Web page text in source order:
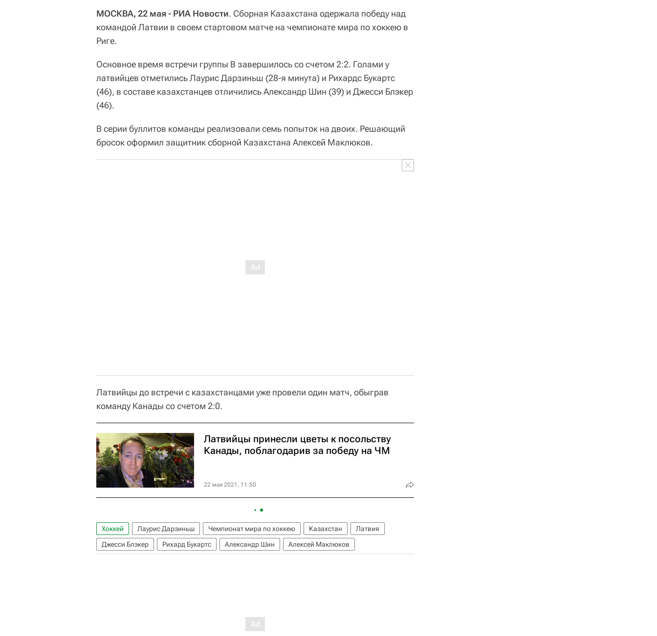
МОСКВА, 22 мая - РИА Новости. Сборная Казахстана одержала победу над
командой Латвии в своем стартовом матче на чемпионате мира по хоккею в
Риге.
Основное время встречи группы В завершилось со счетом 2:2. Голами у
латвийцев отметились Лаурис Дарзиньш (28-я минута) и Рихардс Букартс
(46), в составе казахстанцев отличились Александр Шин (39) и Джесси Блэкер
(46).
В серии буллитов команды реализовали семь попыток на двоих. Решающий
бросок оформил защитник сборной Казахстана Алексей Маклюков.
Латвийцы до встречи с казахстанцами уже провели один матч, обыграв
команду Канады со счетом 2:0.
Латвийцы принесли цветы к посольству
Канады, поблагодарив за победу на ЧМ
22 мая 2021, 11:50
Хоккей Лаурис Дарзиньш Чемпионат мира по хоккею Казахстан
Латвия
Джесси Блэкер
Рихард Букартс Александр Шин Алексей Маклюков